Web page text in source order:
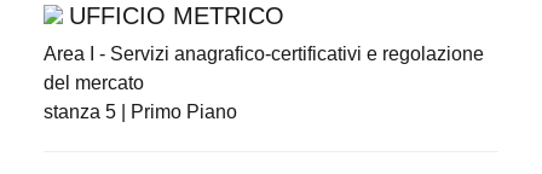
UFFICIO METRICO
Area I - Servizi anagrafico-certificativi e regolazione
del mercato
stanza 5 | Primo Piano